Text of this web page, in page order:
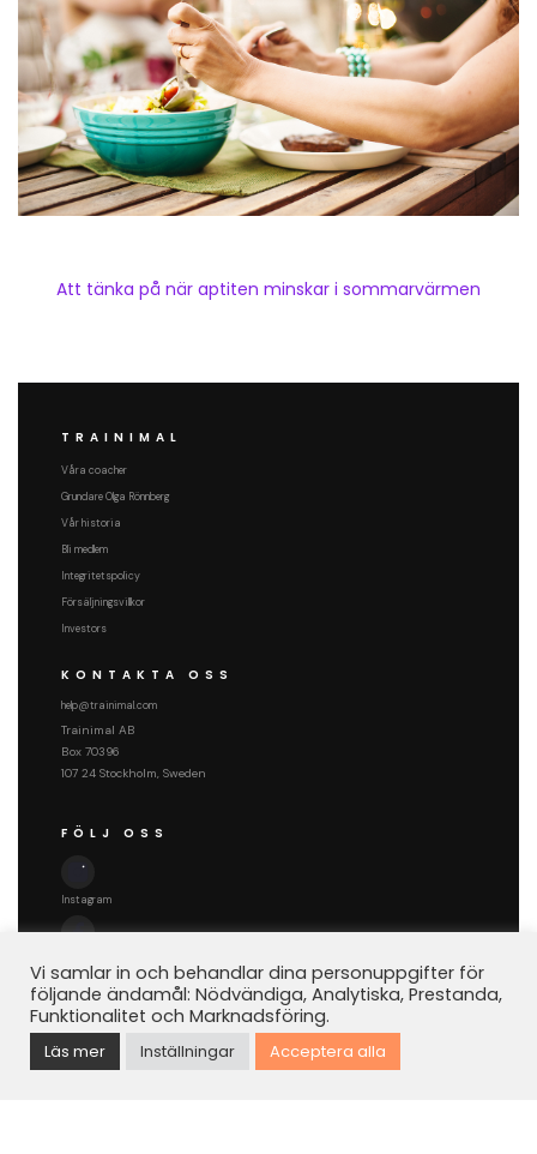
Att tänka på när aptiten minskar i sommarvärmen
TRAINIMAL
Våra coacher
Grundare Olga Rönnberg
Vår historia
Bli medlem
Integritetspolicy
Försäljningsvillkor
Investors
KONTAKTA OSS
help@trainimal.com
Trainimal AB
Box 70396
107 24 Stockholm, Sweden
FÖLJ OSS
Instagram
Vi samlar in och behandlar dina personuppgifter för
följande ändamål: Nödvändiga, Analytiska, Prestanda,
Funktionalitet och Marknadsföring.
Läs mer Inställningar Acceptera alla